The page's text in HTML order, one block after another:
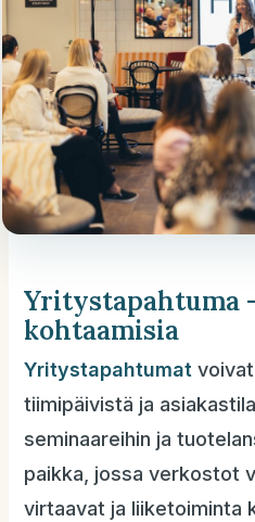
Yritystapahtuma
kohtaamisia
Yritystapahtumat
tiimipäivistä ja
seminaareihin ja
paikka, jossa verkostot
virtaavat ja liiketoiminta